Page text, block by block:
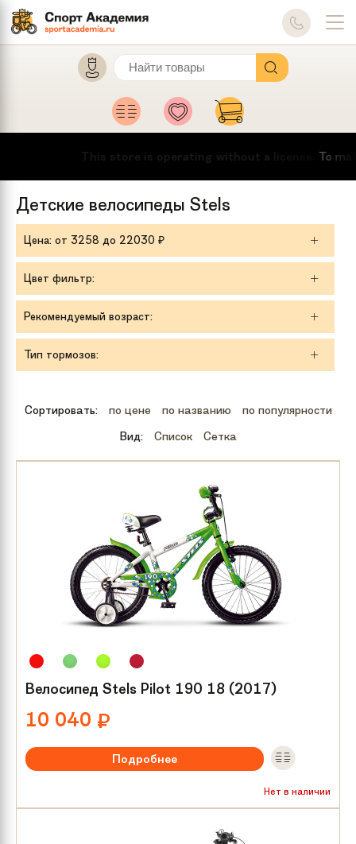
This store is operating without a license. To
Детские велосипеды Stels
Цена: от 3258 до 22030 ₽
Цвет фильтр:
Рекомендуемый возраст:
Тип тормозов:
Сортировать: по цене по названию
по популярности
Вид:
Список Сетка
Велосипед Stels Pilot 190 18 (2017)
10 040 ₽
Подробнее
Нет в наличии
Тип тормозов:Ножной